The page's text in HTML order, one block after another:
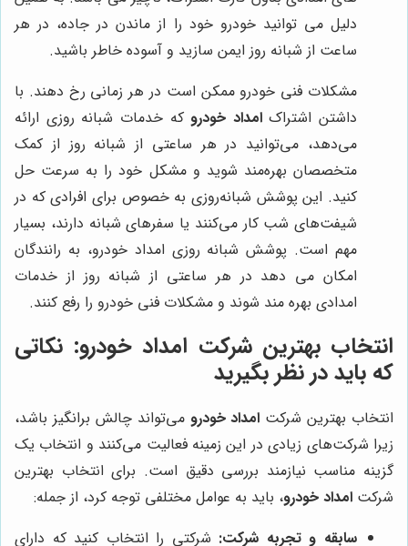
دلیل می توانید خودرو خود را از ماندن در جاده، در هر
ساعت از شبانه روز ایمن سازید و آسوده خاطر باشید.
مشکلات فنی خودرو ممکن است در هر زمانی رخ دهند. با
داشتن اشتراکامداد خودروکه خدمات شبانه روزی ارائه
می‌دهد، می‌توانید در هر ساعتی از شبانه روز از کمک
متخصصان بهره‌مند شوید و مشکل خود را به سرعت حل
کنید. این پوشش شبانه‌روزی به خصوص برای افرادی که در
شیفت‌های شب کار می‌کنند یا سفرهای شبانه دارند، بسیار
مهم است. پوشش شبانه روزی امداد خودرو، به رانندگان
امکان می دهد در هر ساعتی از شبانه روز از خدمات
امدادی بهره مند شوند و مشکلات فنی خودرو را رفع کنند.
انتخاب بهترین شرکت امداد خودرو: نکاتی
که باید در نظر بگیرید
انتخاب بهترین شرکت امداد خودرو می‌تواند چالش برانگیز باشد،
زیرا شرکت‌های زیادی در این زمینه فعالیت می‌کنند و انتخاب یک
گزینه مناسب نیازمند بررسی دقیق است. برای انتخاب بهترین
شرکت امداد خودرو، باید به عوامل مختلفی توجه کرد، از جمله:
سابقه و تجربه شرکت: شرکتی را انتخاب کنید که دارای